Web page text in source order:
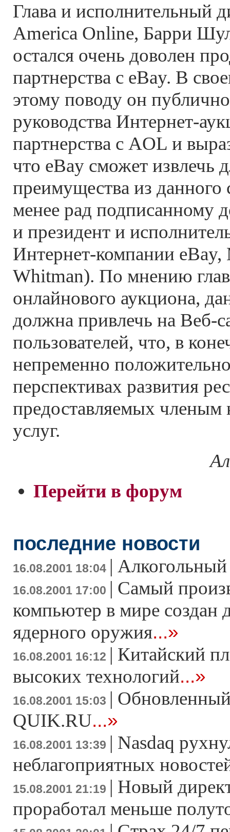
Глава и исполнительный
America Online, Барри
остался очень доволен
партнерства с eBay. В
этому поводу он
руководства Интернет-
партнерства с AOL и
что eBay сможет извлечь
преимущества из данного
менее рад подписанному
и президент и
Интернет-компании
Whitman). По мнению
онлайнового аукциона,
должна привлечь на Веб-
пользователей, что, в
непременно
перспективах развития
предоставляемых
услуг.
Перейти в форум
последние новости
16.08.2001 18:04 |
16.08.2001 17:00 | Самый
компьютер в мире создан
ядерного оружия...»
16.08.2001 16:12 | Китайский
высоких технологий...»
16.08.2001 15:03 |
QUIK.RU...»
16.08.2001 13:39 | Nasdaq
неблагоприятных
15.08.2001 21:19 | Новый
проработал меньше